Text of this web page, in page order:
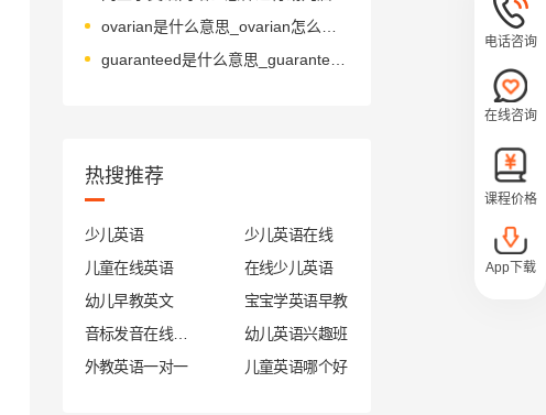
guaranteed是什么意思_guaranteed怎么读_音标'gærən'ti-d
热搜推荐
少儿英语
少儿英语在线
儿童在线英语
在线少儿英语
幼儿早教英文
宝宝学英语早教
幼儿英语兴趣班
外教英语一对一
儿童英语哪个好
电话咨询
在线咨询
课程价格
App下载